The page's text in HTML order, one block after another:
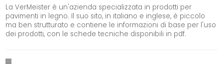
La VerMeister è un'azienda specializzata in prodotti per
pavimenti in legno. Il suo sito, in italiano e inglese, è piccolo
ma ben strutturato e contiene le informazioni di base per l'uso
dei prodotti, con le schede tecniche disponibili in pdf.